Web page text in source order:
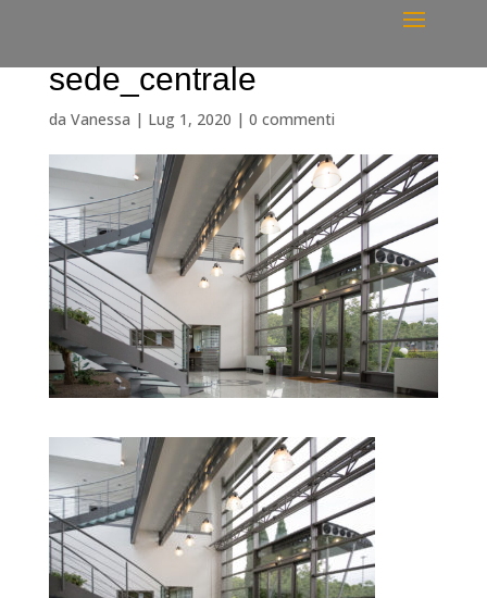
sede_centrale
da Vanessa | Lug 1, 2020 | 0 commenti